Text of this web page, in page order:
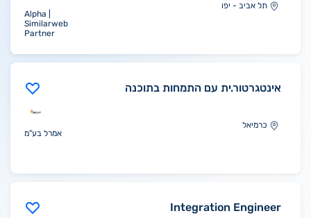
תל אביב - יפו
Alpha |
Similarweb
Partner
אינטגרטור.ית עם התמחות בתוכנה
כרמיאל
אמרל בע"מ
Integration Engineer